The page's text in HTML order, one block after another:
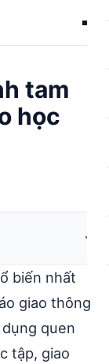
tam
học
biến nhất
giao thông
quen
tập, giao